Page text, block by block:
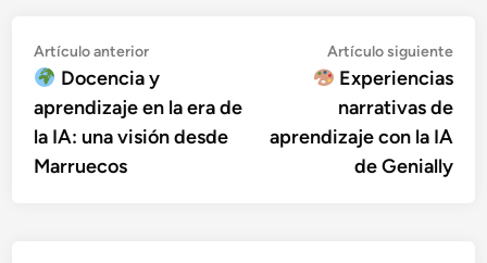
Navegación
de
entradas
Artículo anteriorArtículo
anterior:
Docencia y
aprendizaje en la era de
la IA: una visión desde
Marruecos
Artículo siguiente
Experiencias
narrativas de
aprendizaje con la IA
de Genially